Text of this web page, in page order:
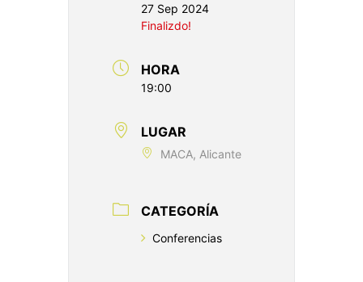
27 Sep 2024
Finalizdo!
HORA
19:00
LUGAR
MACA, Alicante
CATEGORÍA
Conferencias